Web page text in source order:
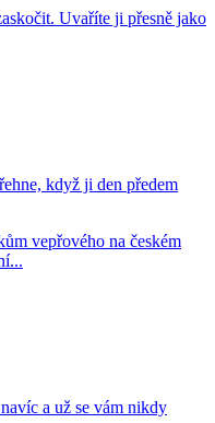
Uvaříte ji přesně jako
když ji den předem
vepřového na českém
a už se vám nikdy